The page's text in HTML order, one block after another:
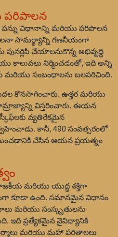
పరిపాలన
పన్ను విధానాన్ని మరియు పరిపాలన
పాలనా సామర్థ్యాన్ని గణనీయంగా
చేయాలనుకొన్న అభివృద్ధి
కాలువలు నిర్మించడంతో, ఇది అన్ని
సంబంధాలను బలపరిచింది.
కొనసాగించారు, ఉత్తర మరియు
విస్తరించారు. ఈయన
వ్యతిరేకమైన
కానీ, 490 సంవత్సరంలో
చేసిన ఆయన ప్రయత్నం
మరియు యుద్ధ శక్తిగా
కూడా ఉంది. సమానమైన విధానం
మరియు సంస్కృతులను
ఇది ప్రత్యేకమైన వైవిధ్యానికి
మరియు మహా పరితాలలు